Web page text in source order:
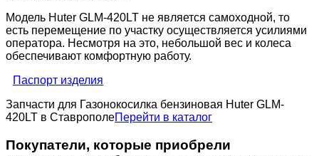
Модель Huter GLM-420LT не является самоходной, то
есть перемещение по участку осуществляется усилиями
оператора. Несмотря на это, небольшой вес и колеса
обеспечивают комфортную работу.
Паспорт изделия
Запчасти для Газонокосилка бензиновая Huter GLM-
420LT в СтаврополеПерейти в каталог
Покупатели, которые приобрели